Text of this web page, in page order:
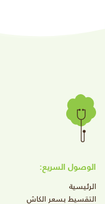
الوصول السريع:
الرئيسية
التقسيط بسعر الكاش